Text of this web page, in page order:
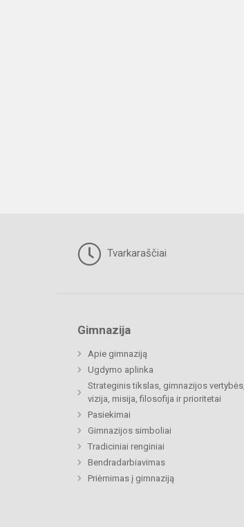
Tvarkaraščiai
Gimnazija
Apie gimnaziją
Ugdymo aplinka
Strateginis tikslas, gimnazijos vertybės,
vizija, misija, filosofija ir prioritetai
Pasiekimai
Gimnazijos simboliai
Tradiciniai renginiai
Bendradarbiavimas
Priėmimas į gimnaziją